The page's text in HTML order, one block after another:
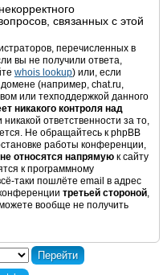
связанных с этой
перечисленных в
вы не получили ответа,
whois lookup) или, если
(например, chat.ru,
или техподдержкой данного
никакого контроля над
ответственности за то,
Не обращайтесь к phpBB
работы конференции,
не относятся напрямую к сайту
к программному
таки пошлёте email в адрес
третьей стороной,
вообще не получить